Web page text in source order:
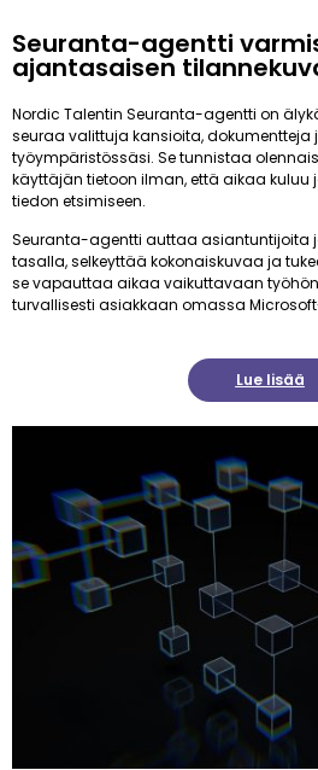
Seuranta-agentti
ajantasaisen
Nordic Talentin Seuranta-agentti on
seuraa valittuja kansioita, dokumentteja
työympäristössäsi. Se tunnistaa
käyttäjän tietoon ilman, että aikaa
tiedon etsimiseen.
Seuranta-agentti auttaa asiantuntijoita
tasalla, selkeyttää kokonaiskuvaa ja
se vapauttaa aikaa vaikuttavaan
turvallisesti asiakkaan omassa
Lue lisää